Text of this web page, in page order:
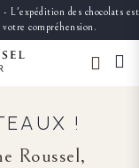
des chocolats est
compréhension.
!
Roussel,